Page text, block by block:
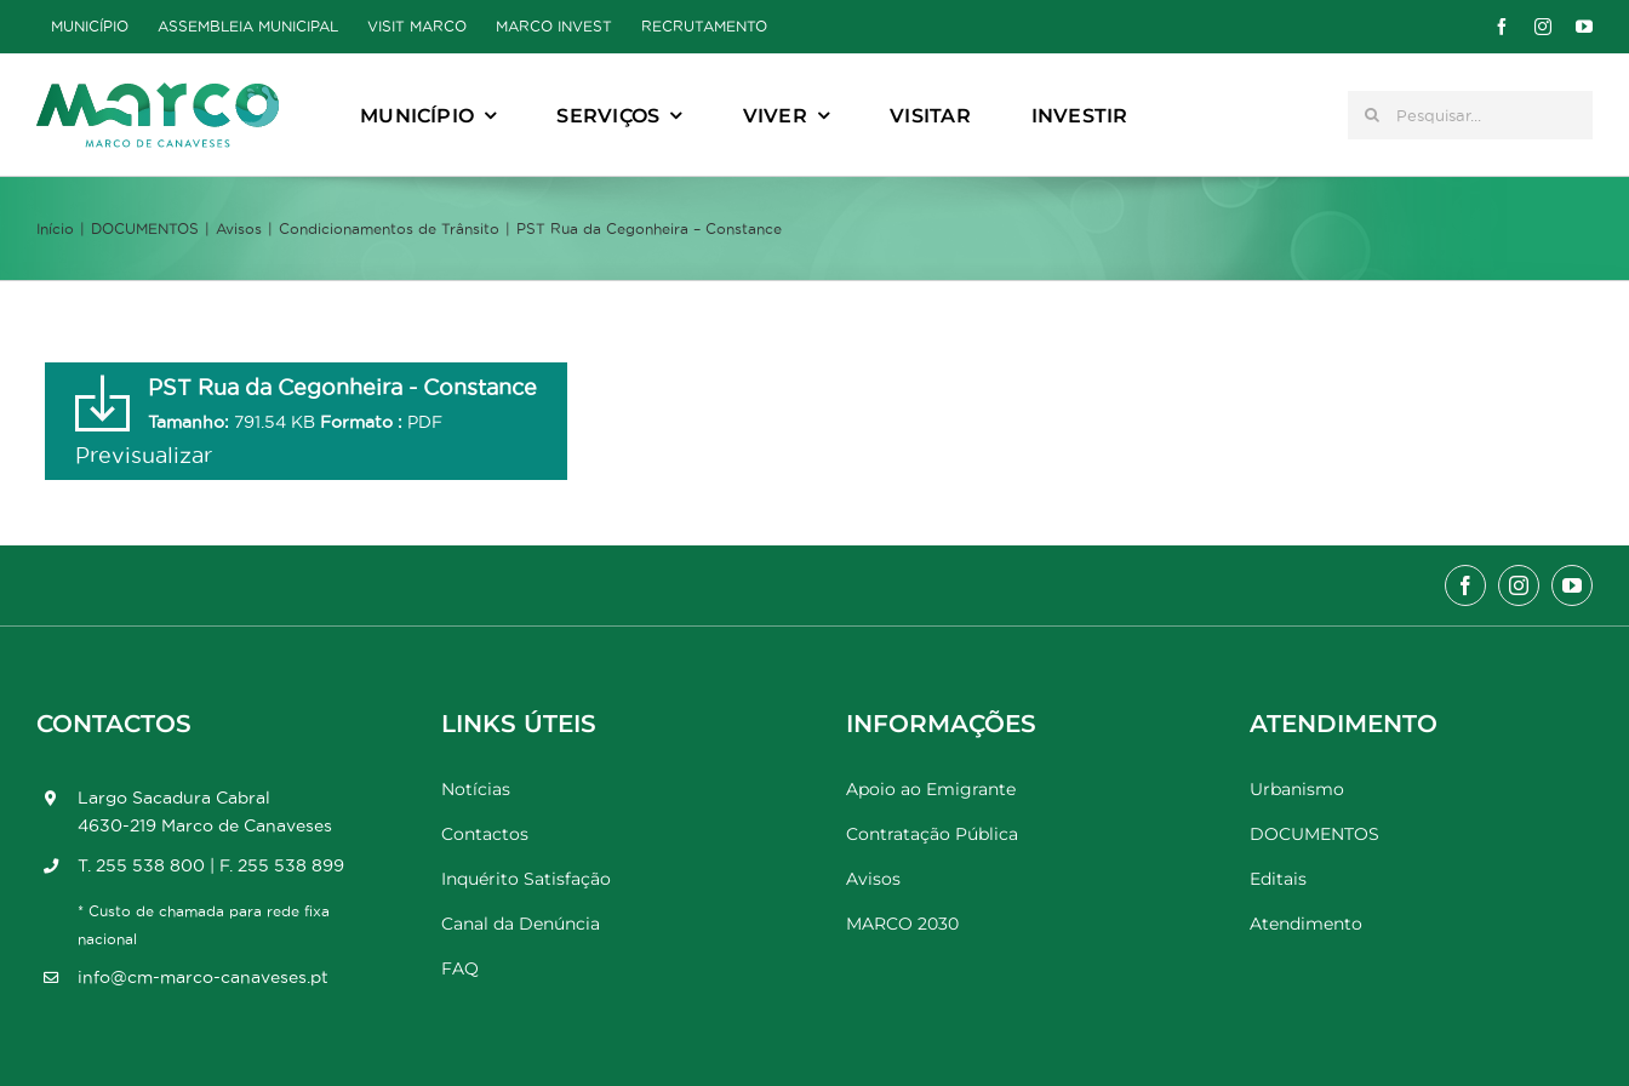
to
content
MUNICÍPIO ASSEMBLEIA MUNICIPAL VISIT MARCO MARCO INVEST RECRUTAMENTO
MUNICÍPIO SERVIÇOS VIVER VISITAR INVESTIR Pesquisar
Início DOCUMENTOS Avisos Condicionamentos de Trânsito PST Rua da Cegonheira – Constance
PST Rua da Cegonheira - Constance
Tamanho: 791.54 KB Formato : PDF
Previsualizar
CONTACTOS
Largo Sacadura Cabral
4630-219 Marco de Canaveses
T. 255 538 800 | F. 255 538 899
* Custo de chamada para rede fixa
nacional
info@cm-marco-canaveses.pt
LINKS ÚTEIS
Notícias
Contactos
Inquérito Satisfação
Canal da Denúncia
FAQ
INFORMAÇÕES
Apoio ao Emigrante
Contratação Pública
Avisos
MARCO 2030
ATENDIMENTO
Urbanismo
DOCUMENTOS
Editais
Atendimento